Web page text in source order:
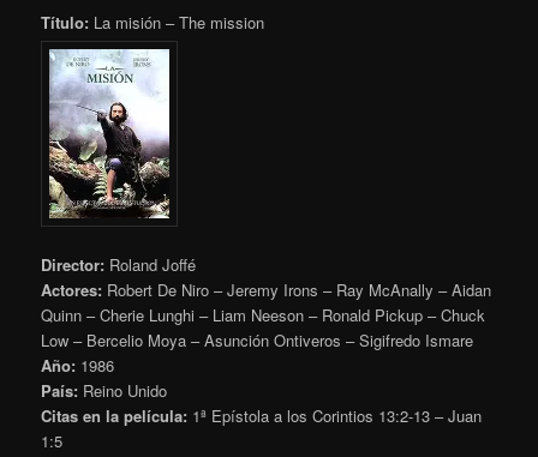
Título: La misión – The mission
Director: Roland Joffé
Actores: Robert De Niro – Jeremy Irons – Ray McAnally – Aidan
Quinn – Cherie Lunghi – Liam Neeson – Ronald Pickup – Chuck
Low – Bercelio Moya – Asunción Ontiveros – Sigifredo Ismare
Año: 1986
País: Reino Unido
Citas en la película: 1ª Epístola a los Corintios 13:2-13 – Juan
1:5